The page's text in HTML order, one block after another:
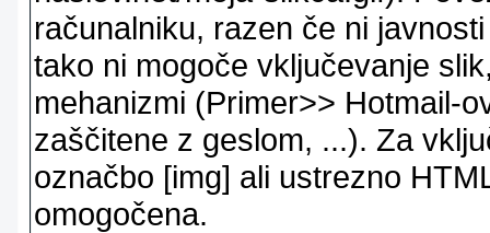
računalniku, razen če ni
tako ni mogoče vključevanje
mehanizmi (Primer>> Hotmail-
zaščitene z geslom, ...). Za
označbo [img] ali ustrezno
omogočena.